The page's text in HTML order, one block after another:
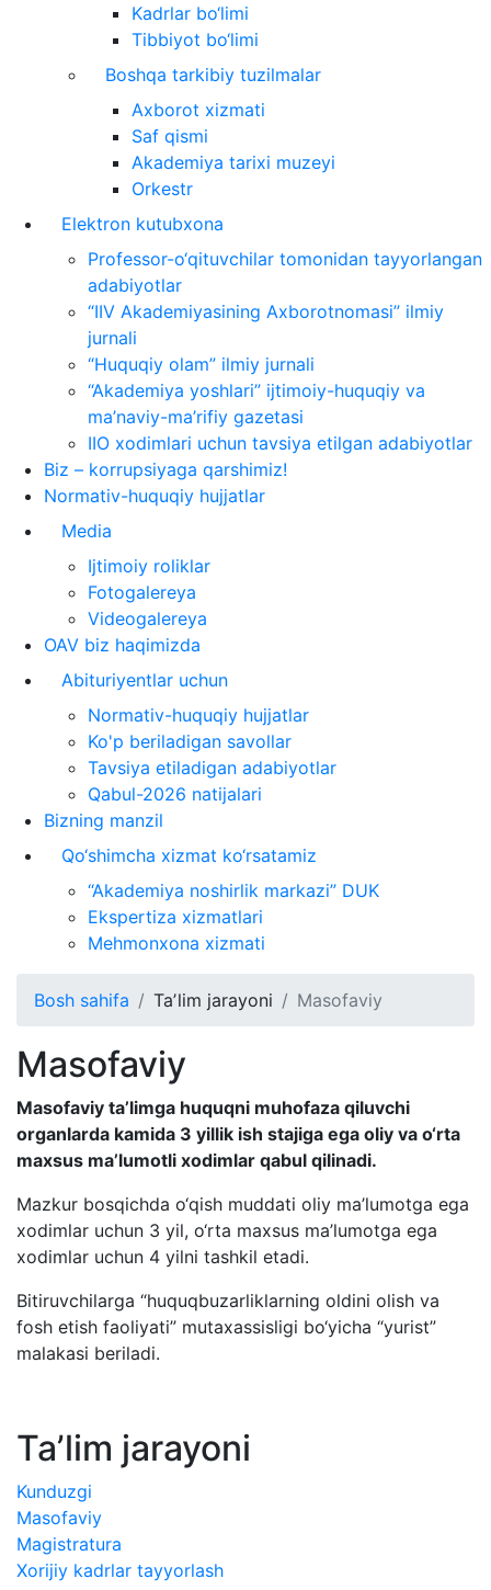
Kadrlar bo‘limi
Tibbiyot bo‘limi
Boshqa tarkibiy tuzilmalar
Axborot xizmati
Saf qismi
Akademiya tarixi muzeyi
Orkestr
Elektron kutubxona
Professor-o‘qituvchilar tomonidan tayyorlangan
adabiyotlar
“IIV Akademiyasining Axborotnomasi” ilmiy
jurnali
“Huquqiy olam” ilmiy jurnali
“Akademiya yoshlari” ijtimoiy-huquqiy va
ma’naviy-ma’rifiy gazetasi
IIO xodimlari uchun tavsiya etilgan adabiyotlar
Biz – korrupsiyaga qarshimiz!
Normativ-huquqiy hujjatlar
Media
Ijtimoiy roliklar
Fotogalereya
Videogalereya
OAV biz haqimizda
Abituriyentlar uchun
Normativ-huquqiy hujjatlar
Ko'p beriladigan savollar
Tavsiya etiladigan adabiyotlar
Qabul-2026 natijalari
Bizning manzil
Qo‘shimcha xizmat ko‘rsatamiz
“Akademiya noshirlik markazi” DUK
Ekspertiza xizmatlari
Mehmonxona xizmati
Bosh sahifa Taʼlim jarayoni Masofaviy
Masofaviy
Masofaviy ta’limga huquqni muhofaza qiluvchi
organlarda kamida 3 yillik ish stajiga ega oliy va o‘rta
maxsus ma’lumotli xodimlar qabul qilinadi.
Mazkur bosqichda o‘qish muddati oliy ma’lumotga ega
xodimlar uchun 3 yil, o‘rta maxsus ma’lumotga ega
xodimlar uchun 4 yilni tashkil etadi.
Bitiruvchilarga “huquqbuzarliklarning oldini olish va
fosh etish faoliyati” mutaxassisligi bo‘yicha “yurist”
malakasi beriladi.
Taʼlim jarayoni
Kunduzgi
Masofaviy
Magistratura
Xorijiy kadrlar tayyorlash